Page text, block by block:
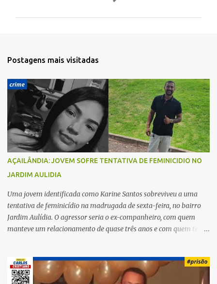
r
Postagens mais visitadas
AÇAILÂNDIA: JOVEM SOFRE TENTATIVA DE FEMINICIDIO NO
JARDIM AULIDIA
Uma jovem identificada como Karine Santos sobreviveu a uma
tentativa de feminicídio na madrugada de sexta-feira, no bairro
Jardim Aulídia. O agressor seria o ex-companheiro, com quem
manteve um relacionamento de quase três anos e com quem tem
ela deixou claro que não queria. Naquela noite, a vítima recebeu o
convite de um amigo para ir a uma festa. Ao chegar ao local,